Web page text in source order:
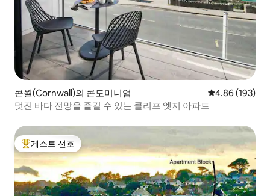
콘월(Cornwall)의 콘도미니엄 평점 4.86점(5
4.86 (193)
멋진 바다 전망을 즐길 수 있는 클리프 엣지 아파트
상위 게스트 선호
게스트 선호